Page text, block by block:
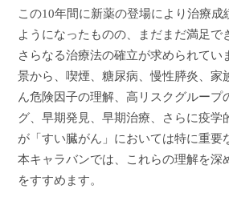
この10年間に新薬の登場により治療成
ようになったものの、まだまだ満足で
さらなる治療法の確立が求められてい
景から、 喫煙、糖尿病、慢性膵炎、家
ん危険因子の理解、高リスクグループ
グ、早期発見、早期治療、さらに疫学
が「すい臓がん」においては特に重要
本キャラバンでは、これらの理解を深
をすすめます。